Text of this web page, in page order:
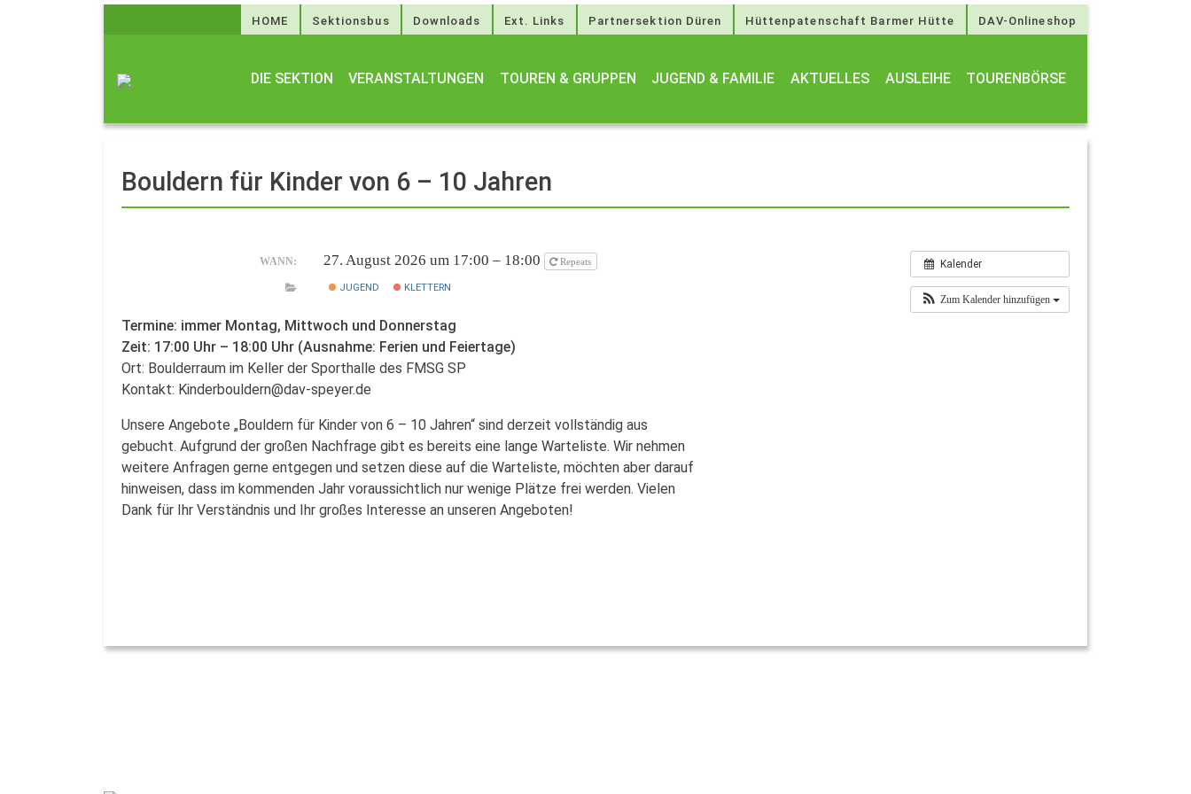
HOME Sektionsbus Downloads Ext. Links Partnersektion Düren Hüttenpatenschaft Barmer Hütte DAV-Onlineshop
DIE SEKTION VERANSTALTUNGEN TOUREN & GRUPPEN JUGEND & FAMILIE AKTUELLES AUSLEIHE TOURENBÖRSE
Bouldern für Kinder von 6 – 10 Jahren
Kalender
Zum Kalender hinzufügen
WANN: 27. August 2026 um 17:00 – 18:00 Repeats
JUGEND KLETTERN
Termine: immer Montag, Mittwoch und Donnerstag
Zeit: 17:00 Uhr – 18:00 Uhr (Ausnahme: Ferien und Feiertage)
Ort: Boulderraum im Keller der Sporthalle des FMSG SP
Kontakt: Kinderbouldern@dav-speyer.de
Unsere Angebote „Bouldern für Kinder von 6 – 10 Jahren“ sind derzeit vollständig aus
gebucht. Aufgrund der großen Nachfrage gibt es bereits eine lange Warteliste. Wir nehmen
weitere Anfragen gerne entgegen und setzen diese auf die Warteliste, möchten aber darauf
hinweisen, dass im kommenden Jahr voraussichtlich nur wenige Plätze frei werden. Vielen
Dank für Ihr Verständnis und Ihr großes Interesse an unseren Angeboten!